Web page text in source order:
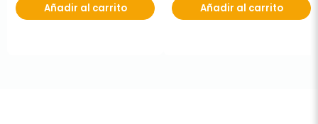
Añadir al carrito Añadir al carrito